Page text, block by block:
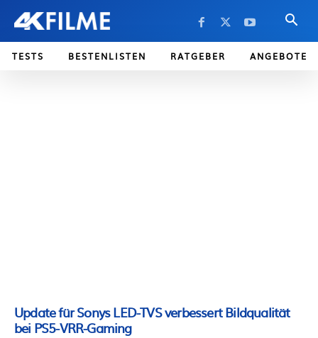
TESTS BESTENLISTEN RATGEBER ANGEBOTE
Update für Sonys LED-TVS verbessert Bildqualität
bei PS5-VRR-Gaming